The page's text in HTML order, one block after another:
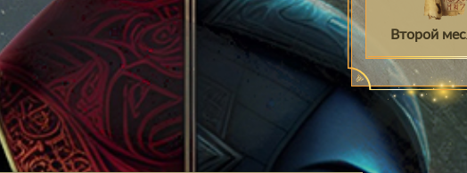
Второй